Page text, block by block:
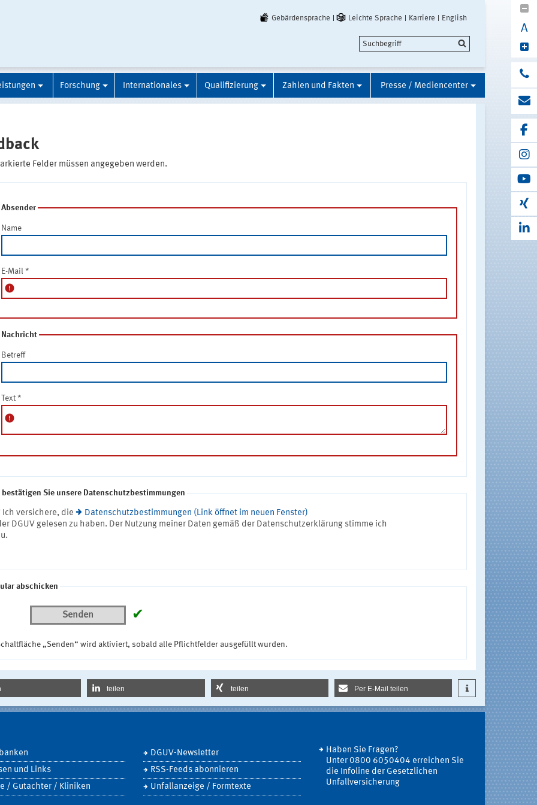
Gebärdensprache Leichte Sprache Karriere English
A
Forschung Internationales Qualifizierung Zahlen und Fakten Presse / Mediencenter
Felder müssen angegeben werden.
Absender
Name
E-Mail *
error
Nachricht
Betreff
Text *
error
Sie unsere Datenschutzbestimmungen
Ich versichere, die
Datenschutzbestimmungen (Link öffnet im neuen Fenster)
DGUV gelesen zu haben. Der Nutzung meiner Daten gemäß der Datenschutzerklärung stimme ich
abschicken
Senden ✔
„Senden“ wird aktiviert, sobald alle Pflichtfelder ausgefüllt wurden.
teilen teilen Per E-Mail teilen
und Links
/ Gutachter / Kliniken
DGUV-Newsletter
RSS-Feeds abonnieren
Unfallanzeige / Formtexte
Haben Sie Fragen?
Unter 0800 6050404 erreichen Sie
die Infoline der Gesetzlichen
Unfallversicherung